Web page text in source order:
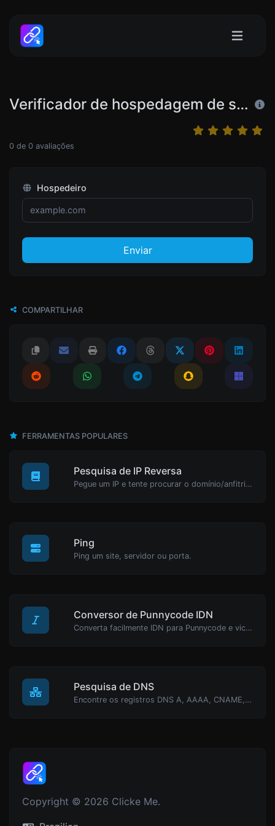
Verificador de hospedagem de sites
0 de 0 avaliações
Hospedeiro
Enviar
COMPARTILHAR
FERRAMENTAS POPULARES
Pesquisa de IP Reversa
Pegue um IP e tente procurar o domínio/anfitrião associado a ele.
Ping
Ping um site, servidor ou porta.
Conversor de Punnycode IDN
Converta facilmente IDN para Punnycode e vice-versa.
Pesquisa de DNS
Encontre os registros DNS A, AAAA, CNAME, MX, NS, TXT, SOA de um host.
Copyright © 2026 Clicke Me.